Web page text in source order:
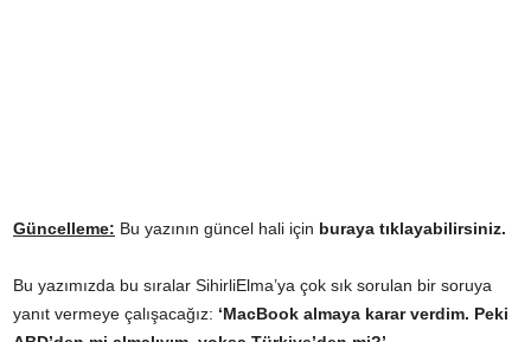
Güncelleme: Bu yazının güncel hali için buraya tıklayabilirsiniz.
Bu yazımızda bu sıralar SihirliElma’ya çok sık sorulan bir soruya
yanıt vermeye çalışacağız: ‘MacBook almaya karar verdim. Peki